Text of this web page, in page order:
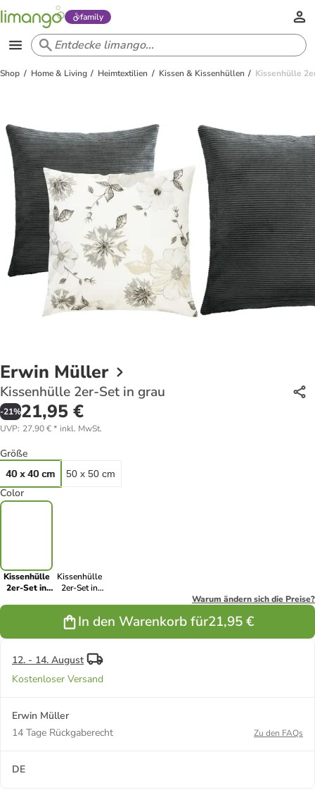
family
Shop Home & Living Heimtextilien Kissen & Kissenhüllen Kissenhülle
Erwin Müller
Kissenhülle 2er-Set in grau
-21%21,95 €
UVP: 27,90 €* inkl. MwSt.
Größe
40 x 40 cm 50 x 50 cm
Color
Kissenhülle
2er-Set in
Kissenhülle
2er-Set in
Warum ändern sich die Preise?
In den Warenkorb für21,95 €
12. - 14. August
Kostenloser Versand
Erwin Müller
14 Tage Rückgaberecht
Zu den FAQs
DE